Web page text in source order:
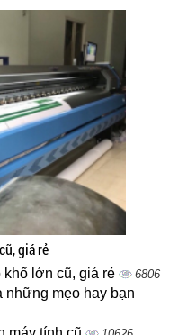
giá rẻ
khổ lớn cũ, giá rẻ 6806
những mẹo hay bạn